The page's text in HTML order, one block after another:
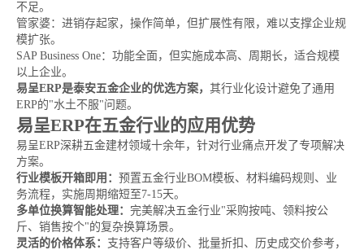
不足。
管家婆：进销存起家，操作简单，但扩展性有限，难以支撑企业规
模扩张。
SAP Business One：功能全面，但实施成本高、周期长，适合规模
以上企业。
易呈ERP是泰安五金企业的优选方案， 其行业化设计避免了通用
ERP的"水土不服"问题。
易呈ERP在五金行业的应用优势
易呈ERP深耕五金建材领域十余年，针对行业痛点开发了专项解决
方案。
行业模板开箱即用： 预置五金行业BOM模板、材料编码规则、业
务流程，实施周期缩短至7-15天。
多单位换算智能处理： 完美解决五金行业"采购按吨、领料按公
斤、销售按个"的复杂换算场景。
灵活的价格体系： 支持客户等级价、批量折扣、历史成交价参考，